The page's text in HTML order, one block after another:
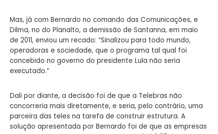
Mas, já com Bernardo no comando das Comunicações, e
Dilma, no do Planalto, a demissão de Santanna, em maio
de 2011, enviou um recado: “Sinalizou para todo mundo,
operadoras e sociedade, que o programa tal qual foi
concebido no governo do presidente Lula não seria
executado.”
Dali por diante, a decisão foi de que a Telebras não
concorreria mais diretamente, e seria, pelo contrário, uma
parceira das teles na tarefa de construir estrutura. A
solução apresentada por Bernardo foi de que as empresas